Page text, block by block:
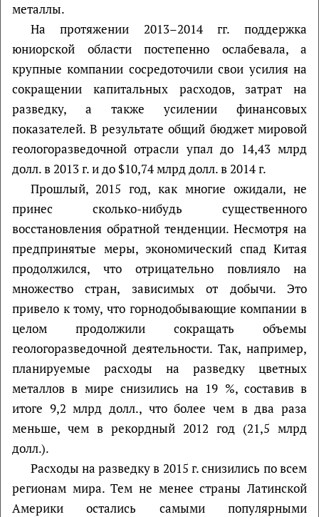
металлы.
На протяжении 2013–2014 гг. поддержка
юниорской области постепенно ослабевала, а
крупные компании сосредоточили свои усилия на
сокращении капитальных расходов, затрат на
разведку, а также усилении финансовых
показателей. В результате общий бюджет мировой
геологоразведочной отрасли упал до 14,43 млрд
долл. в 2013 г. и до $10,74 млрд долл. в 2014 г.
Прошлый, 2015 год, как многие ожидали, не
принес сколько-нибудь существенного
восстановления обратной тенденции. Несмотря на
предпринятые меры, экономический спад Китая
продолжился, что отрицательно повлияло на
множество стран, зависимых от добычи. Это
привело к тому, что горнодобывающие компании в
целом продолжили сокращать объемы
геологоразведочной деятельности. Так, например,
планируемые расходы на разведку цветных
металлов в мире снизились на 19 %, составив в
итоге 9,2 млрд долл., что более чем в два раза
меньше, чем в рекордный 2012 год (21,5 млрд
долл.).
Расходы на разведку в 2015 г. снизились по всем
регионам мира. Тем не менее страны Латинской
Америки остались самыми популярными